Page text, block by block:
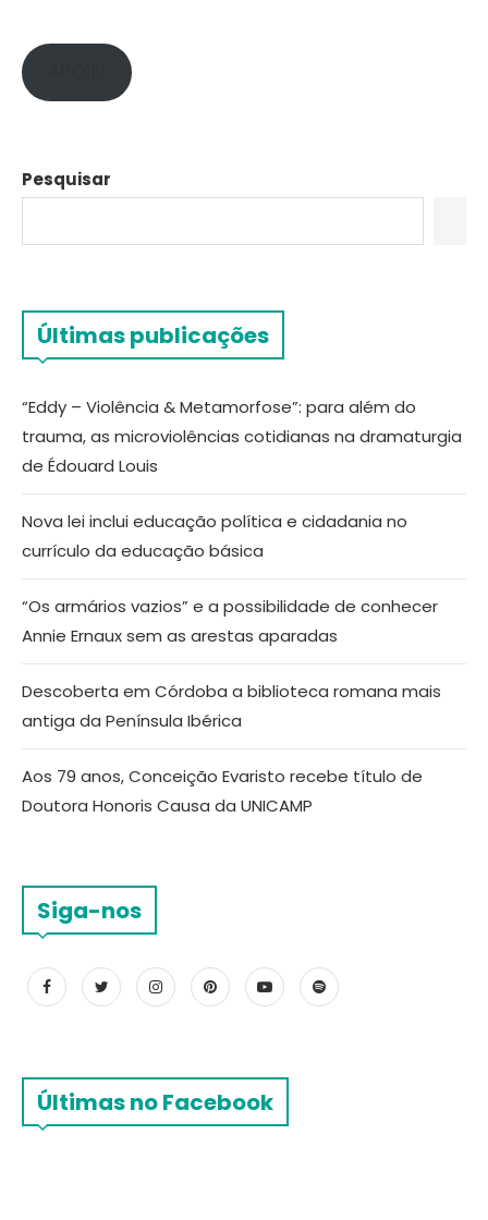
Pesquisar
Últimas publicações
“Eddy – Violência & Metamorfose”: para além do
trauma, as microviolências cotidianas na dramaturgia
de Édouard Louis
Nova lei inclui educação política e cidadania no
currículo da educação básica
“Os armários vazios” e a possibilidade de conhecer
Annie Ernaux sem as arestas aparadas
Descoberta em Córdoba a biblioteca romana mais
antiga da Península Ibérica
Aos 79 anos, Conceição Evaristo recebe título de
Doutora Honoris Causa da UNICAMP
Siga-nos
Últimas no Facebook